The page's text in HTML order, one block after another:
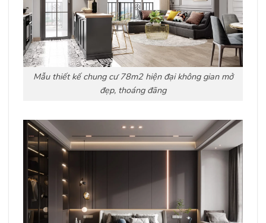
Mẫu thiết kế chung cư 78m2 hiện đại không gian mở
đẹp, thoáng đãng